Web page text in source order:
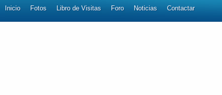
Inicio Fotos Libro de Visitas Foro Noticias Contactar